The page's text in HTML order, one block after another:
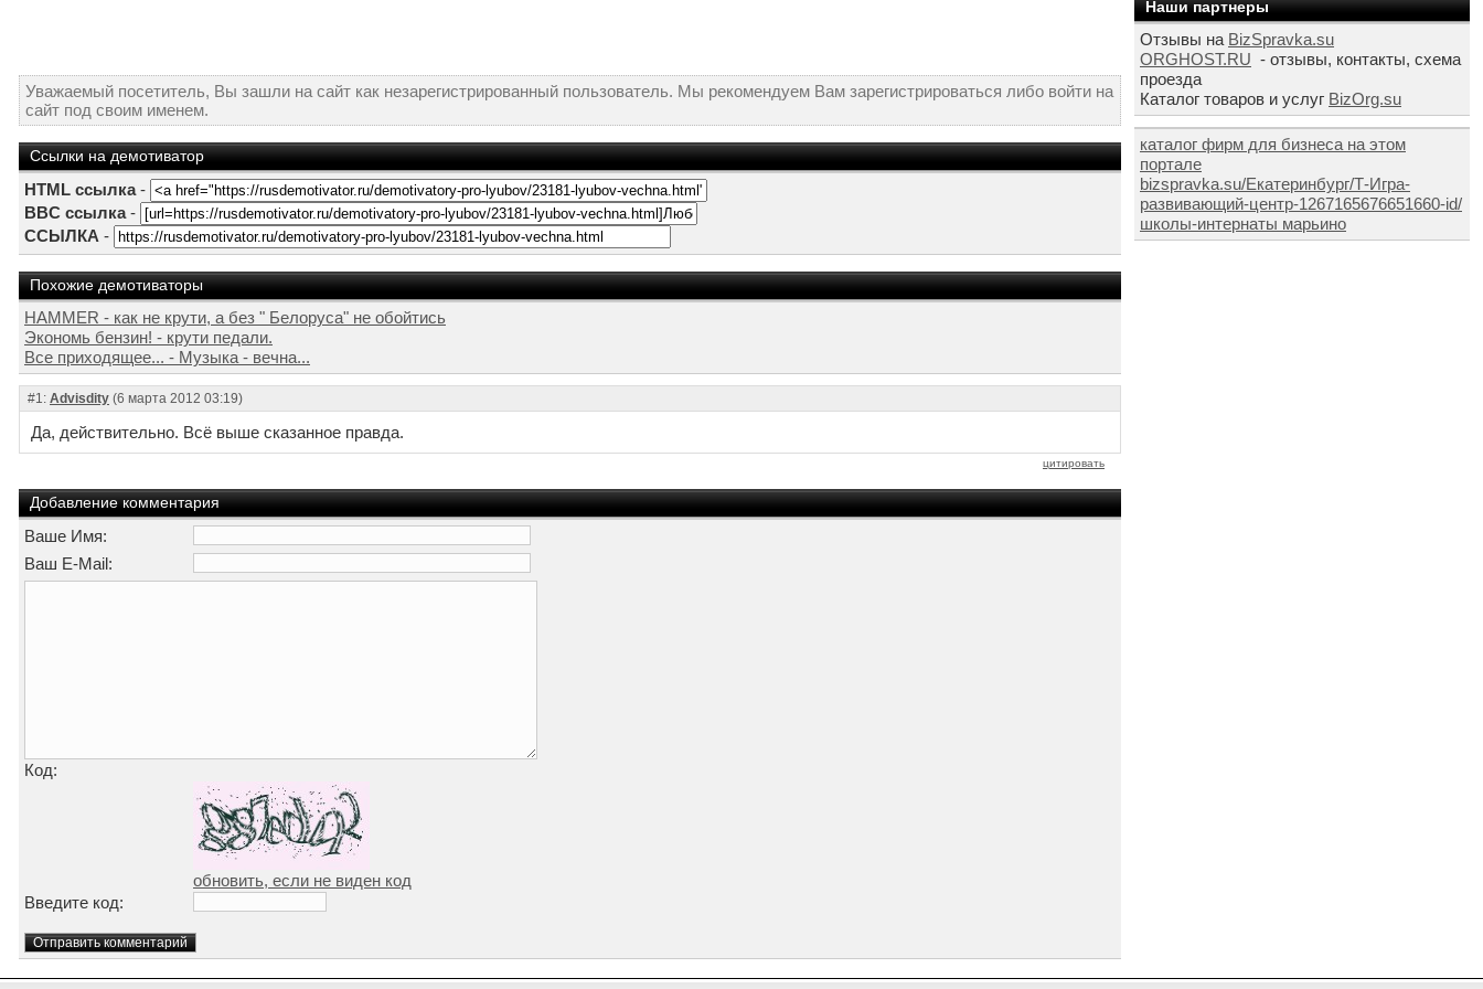
Уважаемый посетитель, Вы зашли на сайт как незарегистрированный пользователь. Мы рекомендуем Вам зарегистрироваться либо войти на
сайт под своим именем.
Ссылки на демотиватор
HTML ссылка-
BBC ссылка-
ССЫЛКА -
Похожие демотиваторы
HAMMER - как не крути, а без " Белоруса" не обойтись
Экономь бензин! - крути педали.
Все приходящее... - Музыка - вечна...
#1: Advisdity (6 марта 2012 03:19)
Да, действительно. Всё выше сказанное правда.
цитировать
Добавление комментария
Ваше Имя:
Ваш E-Mail:
Код:
обновить, если не виден код
Введите код:
Наши партнеры
Отзывы на BizSpravka.su
ORGHOST.RU - отзывы, контакты, схема
проезда
Каталог товаров и услуг BizOrg.su
каталог фирм для бизнеса на этом
портале
bizspravka.su/Екатеринбург/Т-Игра-
развивающий-центр-1267165676651660-id/
школы-интернаты марьино